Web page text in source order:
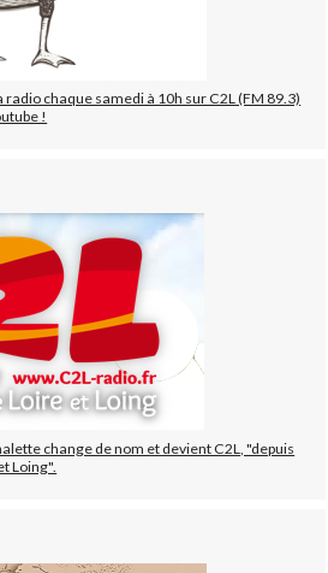
chaque samedi à 10h sur C2L (FM 89.3)
!
change de nom et devient C2L, "depuis
Loing".